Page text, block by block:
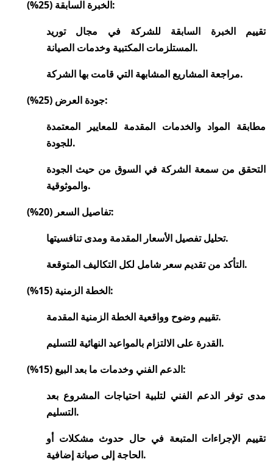
الخبرة السابقة (25%):
تقييم الخبرة السابقة للشركة في مجال توريد
المستلزمات المكتبية وخدمات الصيانة.
مراجعة المشاريع المشابهة التي قامت بها الشركة.
جودة العرض (25%):
مطابقة المواد والخدمات المقدمة للمعايير المعتمدة
للجودة.
التحقق من سمعة الشركة في السوق من حيث الجودة
والموثوقية.
تفاصيل السعر (20%):
تحليل تفصيل الأسعار المقدمة ومدى تنافسيتها.
التأكد من تقديم سعر شامل لكل التكاليف المتوقعة.
الخطة الزمنية (15%):
تقييم وضوح وواقعية الخطة الزمنية المقدمة.
القدرة على الالتزام بالمواعيد النهائية للتسليم.
الدعم الفني وخدمات ما بعد البيع (15%):
مدى توفر الدعم الفني لتلبية احتياجات المشروع بعد
التسليم.
تقييم الإجراءات المتبعة في حال حدوث مشكلات أو
الحاجة إلى صيانة إضافية.